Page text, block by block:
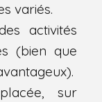
variés.
activités
(bien que
sur